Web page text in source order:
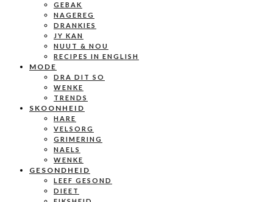
GEBAK
NAGEREG
DRANKIES
JY KAN
NUUT & NOU
RECIPES IN ENGLISH
MODE
DRA DIT SO
WENKE
TRENDS
SKOONHEID
HARE
VELSORG
GRIMERING
NAELS
WENKE
GESONDHEID
LEEF GESOND
DIEET